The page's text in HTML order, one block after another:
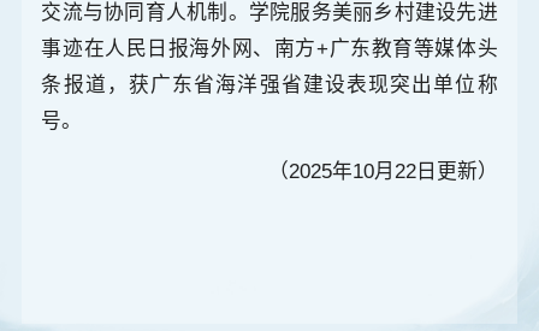
交流与协同育人机制。学院服务美丽乡村建设先进
事迹在人民日报海外网、南方+广东教育等媒体头
条报道，获广东省海洋强省建设表现突出单位称
号。
（2025年10月22日更新）